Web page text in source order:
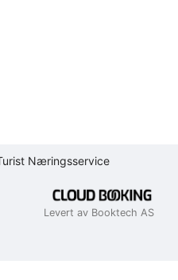
Næringsservice
Levert av Booktech AS